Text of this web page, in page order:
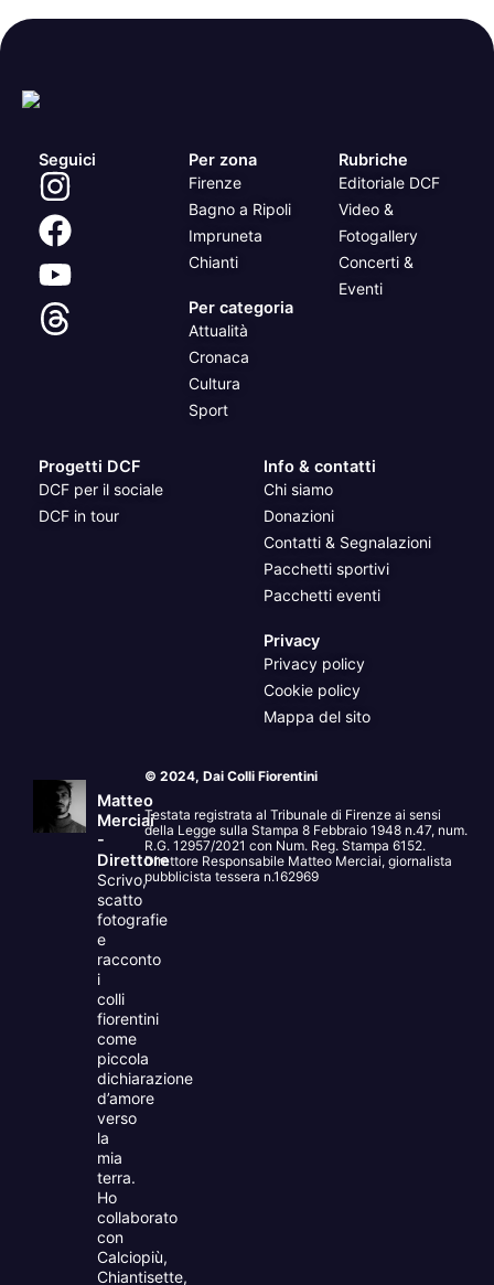
Seguici Per zona
Firenze
Bagno a Ripoli
Impruneta
Chianti
Per categoria
Attualità
Cronaca
Cultura
Sport
Rubriche
Editoriale DCF
Video &
Fotogallery
Concerti &
Eventi
Progetti DCF
DCF per il sociale
DCF in tour
Info & contatti
Chi siamo
Donazioni
Contatti & Segnalazioni
Pacchetti sportivi
Pacchetti eventi
Privacy
Privacy policy
Cookie policy
Mappa del sito
Matteo
Merciai
-
Direttore
Scrivo,
scatto
fotografie
e
racconto
i
colli
fiorentini
come
piccola
dichiarazione
d’amore
verso
la
mia
terra.
Ho
collaborato
con
Calciopiù,
Chiantisette,
© 2024, Dai Colli Fiorentini
Testata registrata al Tribunale di Firenze ai sensi
della Legge sulla Stampa 8 Febbraio 1948 n.47, num.
R.G. 12957/2021 con Num. Reg. Stampa 6152.
Direttore Responsabile Matteo Merciai, giornalista
pubblicista tessera n.162969